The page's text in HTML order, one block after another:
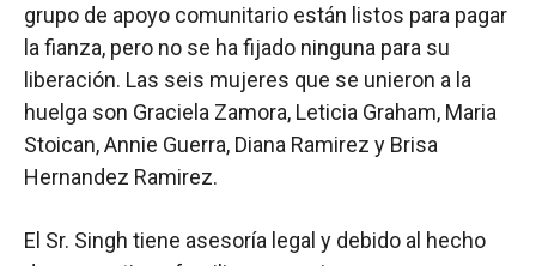
grupo de apoyo comunitario están listos para pagar
la fianza, pero no se ha fijado ninguna para su
liberación. Las seis mujeres que se unieron a la
huelga son Graciela Zamora, Leticia Graham, Maria
Stoican, Annie Guerra, Diana Ramirez y Brisa
Hernandez Ramirez.
El Sr. Singh tiene asesoría legal y debido al hecho